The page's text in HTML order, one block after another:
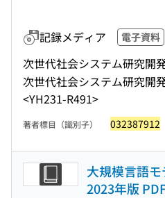
記録メディア 電子資料
次世代社会システム研究開
次世代社会システム研究開
<YH231-R491>
著者標目（識別子） 032387912
大規模言語
2023年版